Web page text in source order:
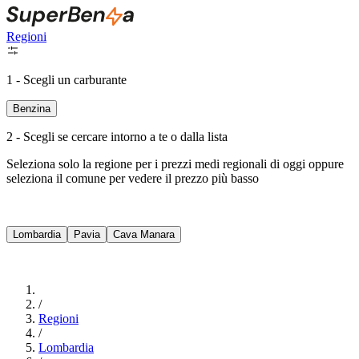
Regioni
1 - Scegli un carburante
Benzina
2 - Scegli se cercare intorno a te o dalla lista
Seleziona solo la regione per i prezzi medi regionali di oggi oppure
seleziona il comune per vedere il prezzo più basso
Lombardia Pavia Cava Manara
/
Regioni
/
Lombardia